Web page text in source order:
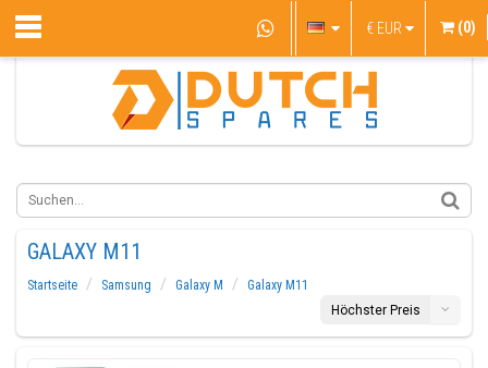
€ EUR (0)
GALAXY M11
Startseite Samsung Galaxy M
Galaxy M11
Höchster Preis